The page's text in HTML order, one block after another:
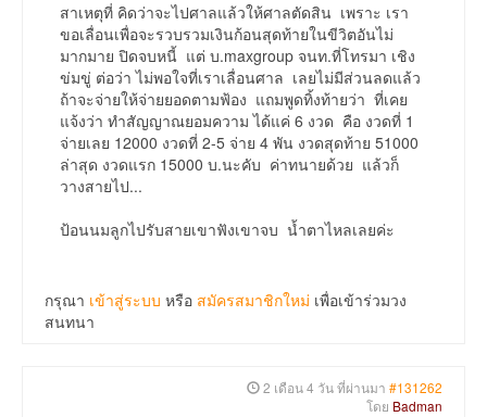
สาเหตุที่ คิดว่าจะไปศาลแล้วให้ศาลตัดสิน เพราะ เรา
ขอเลื่อนเพื่อจะรวบรวมเงินก้อนสุดท้ายในขีวิตอันไม่
มากมาย ปิดจบหนี้ แต่ บ.maxgroup จนท.ที่โทรมา เชิง
ข่มขู่ ต่อว่า ไม่พอใจที่เราเลื่อนศาล เลยไม่มีส่วนลดแล้ว
ถ้าจะจ่ายให้จ่ายยอดตามฟ้อง แถมพูดทิ้งท้ายว่า ที่เคย
แจ้งว่า ทำสัญญาณยอมความ ได้แค่ 6 งวด คือ งวดที่ 1
จ่ายเลย 12000 งวดที่ 2-5 จ่าย 4 พัน งวดสุดท้าย 51000
ล่าสุด งวดแรก 15000 บ.นะคับ ค่าทนายด้วย แล้วก็
วางสายไป...
ป้อนนมลูกไปรับสายเขาฟังเขาจบ น้ำตาไหลเลยค่ะ
กรุณา เข้าสู่ระบบ หรือ สมัครสมาชิกใหม่ เพื่อเข้าร่วมวง
สนทนา
2 เดือน 4 วัน ที่ผ่านมา #131262
โดย Badman